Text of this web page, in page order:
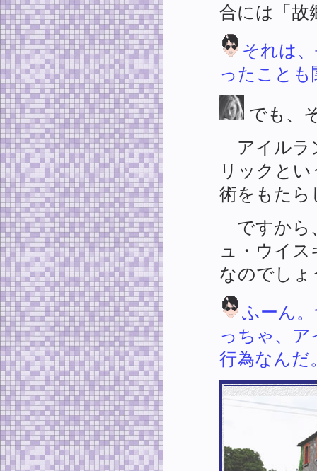
合には「故
それは
ったこと
でも、
アイルラ
リックと
術をもたら
ですから
ュ・ウイ
なのでしょ
ふーん
っちゃ、
行為なんだ